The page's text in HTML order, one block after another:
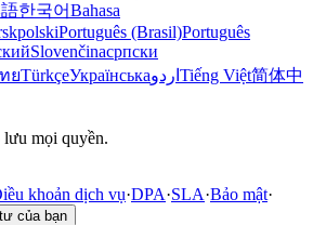
한국어Bahasa
polskiPortuguês (Brasil)Português
Slovenčinaсрпски
ยTürkçeУкраїнськаاردو Tiếng Việt简体中
mọi quyền.
khoản dịch vụ·DPA·SLA·Bảo mật·
của bạn